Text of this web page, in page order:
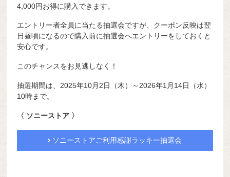
4,000円お得に購入できます。
エントリー者全員に当たる抽選会ですが、クーポン反映は翌
日昼頃になるので購入前に抽選会へエントリーをしておくと
安心です。
このチャンスをお見逃しなく！
抽選期間は、2025年10月2日（木）～2026年1月14日（水）
10時まで。
〈 ソニーストア 〉
ソニーストアご利用感謝ラッキー抽選会